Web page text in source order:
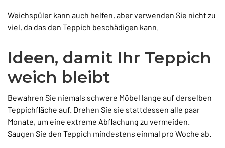
Weichspüler kann auch helfen, aber verwenden Sie nicht zu
viel, da das den Teppich beschädigen kann.
Ideen, damit Ihr Teppich
weich bleibt
Bewahren Sie niemals schwere Möbel lange auf derselben
Teppichfläche auf. Drehen Sie sie stattdessen alle paar
Monate, um eine extreme Abflachung zu vermeiden.
Saugen Sie den Teppich mindestens einmal pro Woche ab.